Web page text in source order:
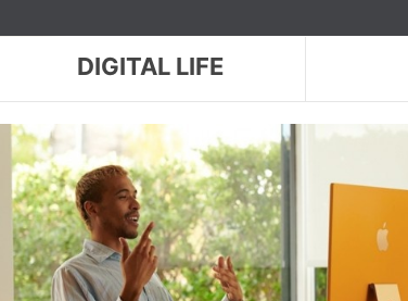
DIGITAL LIFE